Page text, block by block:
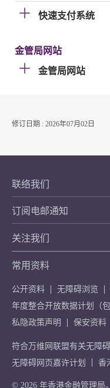
快速支付系统
金管局网站
金管局网站
修订日期 : 2026年07月02日
联络我们
订阅电邮通知
关注我们
常用资料
公开资料
无障碍浏览
年度整合开放数据计划（
私隐政策声明
保安资料
符合万维网联盟有关无障
无障碍网页嘉许计划
香
© 2026 年香港金融管理局